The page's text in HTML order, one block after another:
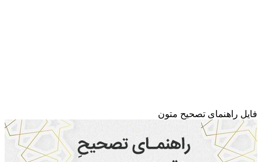
فایل راهنمای تصحیح متون